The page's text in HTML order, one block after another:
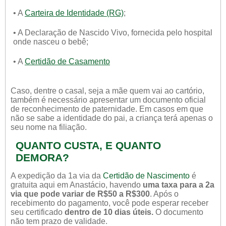
• A Carteira de Identidade (RG);
• A Declaração de Nascido Vivo, fornecida pelo hospital
onde nasceu o bebê;
• A Certidão de Casamento
Caso, dentre o casal, seja a mãe quem vai ao cartório,
também é necessário apresentar um documento oficial
de reconhecimento de paternidade. Em casos em que
não se sabe a identidade do pai, a criança terá apenas o
seu nome na filiação.
QUANTO CUSTA, E QUANTO
DEMORA?
A expedição da 1a via da Certidão de Nascimento é
gratuita aqui em Anastácio, havendo uma taxa para a 2a
via que pode variar de R$50 a R$300. Após o
recebimento do pagamento, você pode esperar receber
seu certificado dentro de 10 dias úteis. O documento
não tem prazo de validade.